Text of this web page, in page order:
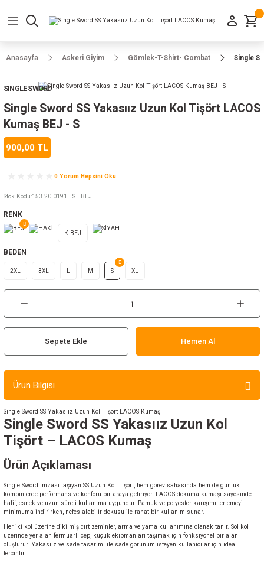
Anasayfa Askeri Giyim Gömlek-T-Shirt- Combat Single
SINGLE SWORD
Single Sword SS Yakasıız Uzun Kol Tişört LACOS
Kumaş BEJ - S
900,00 TL
0 Yorum Hepsini Oku
Stok Kodu:153.20.0191...S...BEJ
RENK
K.BEJ
BEDEN
2XL 3XL M S XL
Sepete Ekle Hemen Al
Ürün Bilgisi
Single Sword SS Yakasıız Uzun Kol Tişört LACOS Kumaş
Single Sword SS Yakasıız Uzun Kol
Tişört – LACOS Kumaş
Ürün Açıklaması
Single Sword imzası taşıyan SS Uzun Kol Tişört, hem görev sahasında hem de günlük
kombinlerde performans ve konforu bir araya getiriyor. LACOS dokuma kumaşı sayesinde
hafif, esnek ve uzun süreli kullanıma uygundur. Pamuk ve polyester karışımı terlemeyi
minimuma indirirken, nefes alabilir dokusu ile rahat bir kullanım sunar.
Her iki kol üzerine dikilmiş cırt zeminler, arma ve yama kullanımına olanak tanır. Sol kol
üzerinde yer alan fermuarlı cep, küçük ekipmanları taşımak için fonksiyonel bir alan
oluşturur. Yakasıız ve sade tasarımı ile sade görünüm isteyen kullanıcılar için ideal
tercihtir.